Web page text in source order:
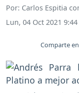
Por: Carlos Espitia
Lun, 04 Oct 2021
Comparte